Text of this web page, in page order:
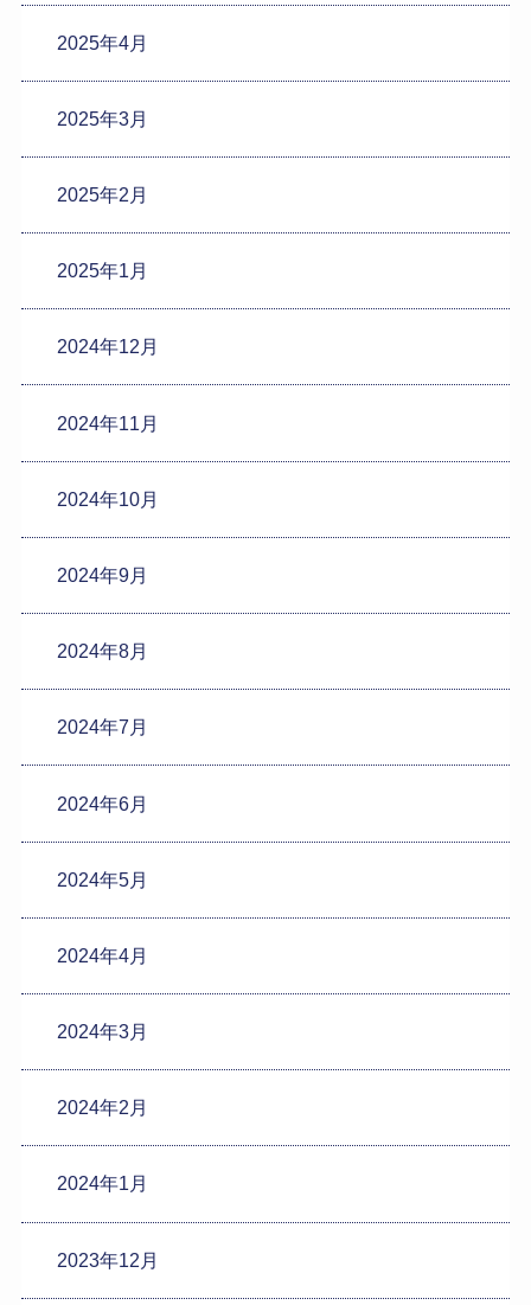
2025年4月
2025年3月
2025年2月
2025年1月
2024年12月
2024年11月
2024年10月
2024年9月
2024年8月
2024年7月
2024年6月
2024年5月
2024年4月
2024年3月
2024年2月
2024年1月
2023年12月